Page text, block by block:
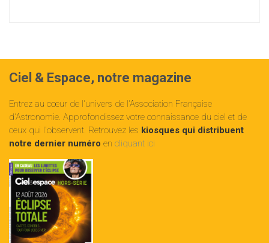
Ciel & Espace, notre magazine
Entrez au cœur de l'univers de l'Association Française
d'Astronomie. Approfondissez votre connaissance du ciel et de
ceux qui l'observent. Retrouvez les kiosques qui distribuent
notre dernier numéro en cliquant ici